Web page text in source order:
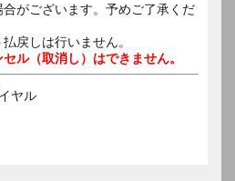
合がございます。予めご了承くだ
戻しは行いません。
ル（取消し）はできません。
ヤル